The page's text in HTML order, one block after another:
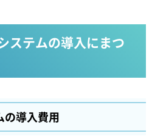
ステムの導入にまつ
の導入費用